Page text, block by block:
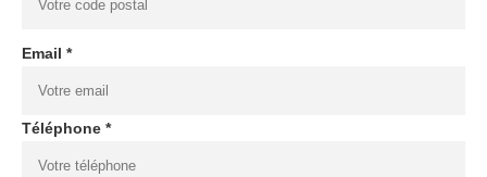
Email *
Téléphone *